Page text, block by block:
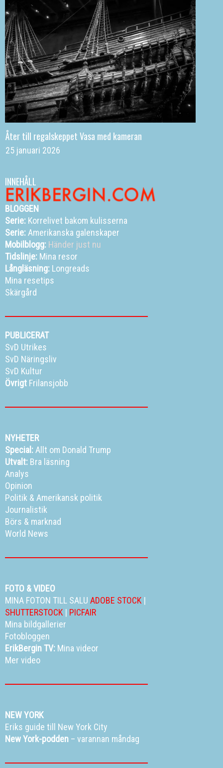
Åter till regalskeppet Vasa med kameran
25 januari 2026
INNEHÅLL
BLOGGEN
Serie: Korrelivet bakom kulisserna
Serie:Amerikanska galenskaper
Mobilblogg: Händer just nu
Tidslinje: Mina resor
Långläsning: Longreads
Mina resetips
Skärgård
PUBLICERAT
SvD Utrikes
SvD Näringsliv
SvD Kultur
Övrigt Frilansjobb
NYHETER
Special:Allt om Donald Trump
Utvalt: Bra läsning
Analys
Opinion
Politik & Amerikansk politik
Journalistik
Börs & marknad
World News
FOTO & VIDEO
MINA FOTON TILL SALU ADOBE STOCK |
SHUTTERSTOCK | PICFAIR
Mina bildgallerier
Fotobloggen
ErikBergin TV: Mina videor
Mer video
NEW YORK
Eriks guide till New York City
New York-podden – varannan måndag